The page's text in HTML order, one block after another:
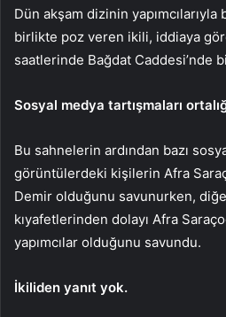
Dün akşam dizinin
birlikte poz veren ikili, iddiaya
saatlerinde Bağdat Caddesi’nde
Sosyal medya tartışmaları
Bu sahnelerin ardından bazı
görüntülerdeki kişilerin Afra
Demir olduğunu savunurken,
kıyafetlerinden dolayı Afra
yapımcılar olduğunu savundu.
İkiliden yanıt yok.